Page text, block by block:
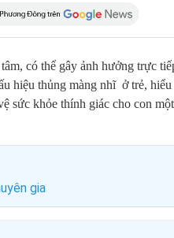
có thể gây ảnh hưởng trực
hiệu thủng màng nhĩ ở trẻ,
sức khỏe thính giác cho con
gia